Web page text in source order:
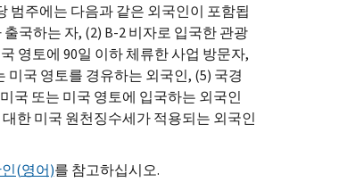
범주에는 다음과 같은 외국인이 포함됩
국하는 자, (2) B-2 비자로 입국한 관광
영토에 90일 이하 체류한 사업 방문자,
미국 영토를 경유하는 외국인, (5) 국경
국 또는 미국 영토에 입국하는 외국인
한 미국 원천징수세가 적용되는 외국인
(영어)를 참고하십시오.